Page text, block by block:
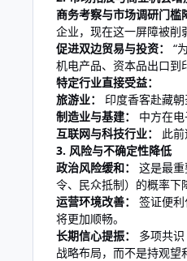
商务考察与市场调研门槛
企业，现在这一屏障被削
促进双边贸易与投资：
“
机电产品、资本品出口到
特定行业直接受益：
旅游业：
印度香客赴藏
制造业与基建：
中方在
互联网与科技行业：
此
3. 风险与不确定性降低
政治风险缓和：
这是最
令、民众抵制）的概率下
运营环境改善：
签证便
将更加顺畅。
长期信心提振：
多项共
战略布局，而不是持观望